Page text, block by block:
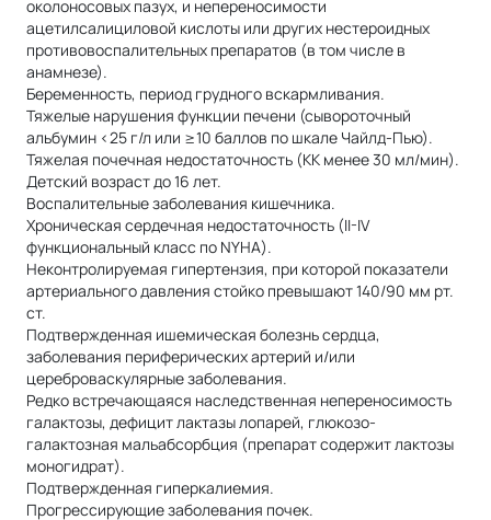
околоносовых пазух, и непереносимости
ацетилсалициловой кислоты или других нестероидных
противовоспалительных препаратов (в том числе в
анамнезе).
Беременность, период грудного вскармливания.
Тяжелые нарушения функции печени (сывороточный
альбумин <25 г/л или ≥10 баллов по шкале Чайлд-Пью).
Тяжелая почечная недостаточность (КК менее 30 мл/мин).
Детский возраст до 16 лет.
Воспалительные заболевания кишечника.
Хроническая сердечная недостаточность (II-IV
функциональный класс по NYHA).
Неконтролируемая гипертензия, при которой показатели
артериального давления стойко превышают 140/90 мм рт.
ст.
Подтвержденная ишемическая болезнь сердца,
заболевания периферических артерий и/или
цереброваскулярные заболевания.
Редко встречающаяся наследственная непереносимость
галактозы, дефицит лактазы лопарей, глюкозо-
галактозная мальабсорбция (препарат содержит лактозы
моногидрат).
Подтвержденная гиперкалиемия.
Прогрессирующие заболевания почек.